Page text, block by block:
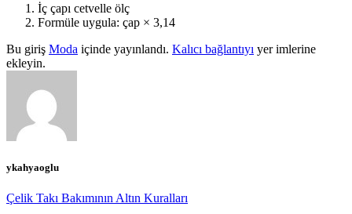
İç çapı cetvelle ölç
Formüle uygula: çap × 3,14
Bu giriş Moda içinde yayınlandı. Kalıcı bağlantıyı yer imlerine
ekleyin.
ykahyaoglu
Çelik Takı Bakımının Altın Kuralları